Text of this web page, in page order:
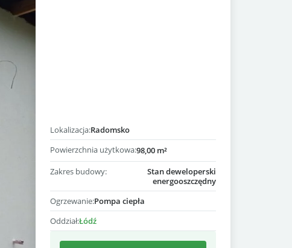
Lokalizacja:Radomsko
Powierzchnia użytkowa:98,00 m²
Zakres budowy:
Stan deweloperski
energooszczędny
Ogrzewanie:Pompa ciepła
Oddział:Łódź